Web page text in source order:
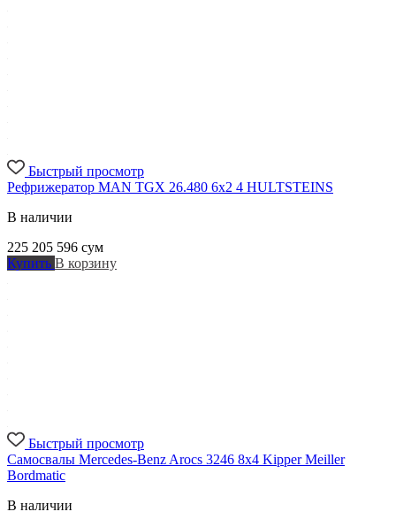
Быстрый просмотр
Рефрижератор MAN TGX 26.480 6x2 4 HULTSTEINS
В наличии
225 205 596 сум
Купить В корзину
Быстрый просмотр
Самосвалы Mercedes-Benz Arocs 3246 8x4 Kipper Meiller
Bordmatic
В наличии